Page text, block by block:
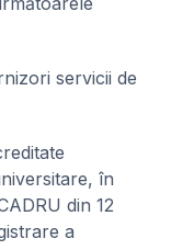
servicii de
în
din 12
a